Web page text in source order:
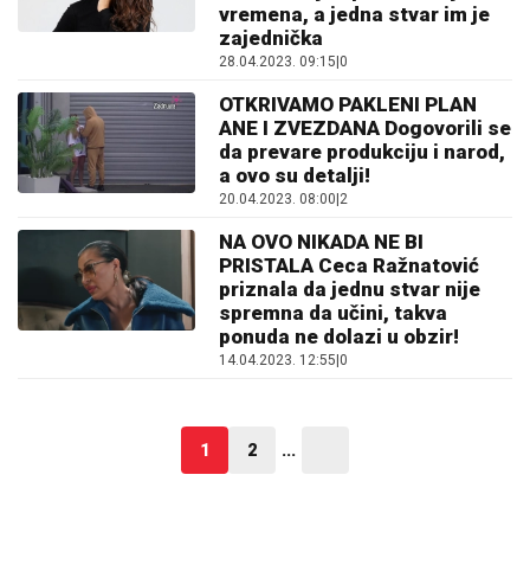
vremena, a jedna stvar im je
zajednička
28.04.2023. 09:15 0
OTKRIVAMO PAKLENI PLAN
ANE I ZVEZDANA Dogovorili se
da prevare produkciju i narod,
a ovo su detalji!
20.04.2023. 08:00 2
NA OVO NIKADA NE BI
PRISTALA Ceca Ražnatović
priznala da jednu stvar nije
spremna da učini, takva
ponuda ne dolazi u obzir!
14.04.2023. 12:55 0
1 2 ...